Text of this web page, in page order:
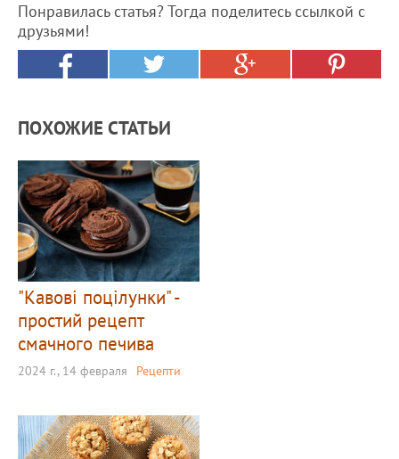
Понравилась статья? Тогда поделитесь ссылкой с
друзьями!
ПОХОЖИЕ СТАТЬИ
"Кавові поцілунки" -
простий рецепт
смачного печива
2024 г., 14 февраля Рецепти